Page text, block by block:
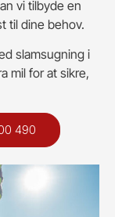
vi tilbyde en
til dine behov.
slamsugning i
mil for at sikre,
490